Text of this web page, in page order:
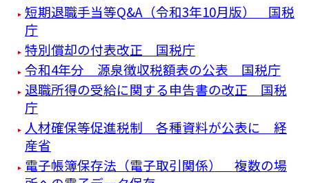
短期退職手当等Q&A（令和3年10月版） 国税
庁
特別償却の付表改正 国税庁
令和4年分 源泉徴収税額表の公表 国税庁
退職所得の受給に関する申告書の改正 国税
庁
人材確保等促進税制 各種資料が公表に 経
産省
電子帳簿保存法（電子取引関係） 複数の場